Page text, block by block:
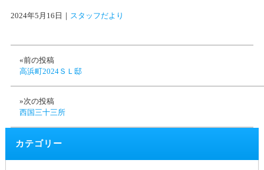
2024年5月16日 ｜ スタッフだより
«前の投稿
高浜町2024ＳＬ邸
»次の投稿
西国三十三所
カテゴリー